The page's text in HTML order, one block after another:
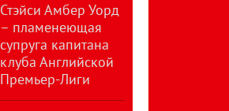
Стэйси Амбер Уорд
– пламенеющая
супруга капитана
клуба Английской
Премьер-Лиги